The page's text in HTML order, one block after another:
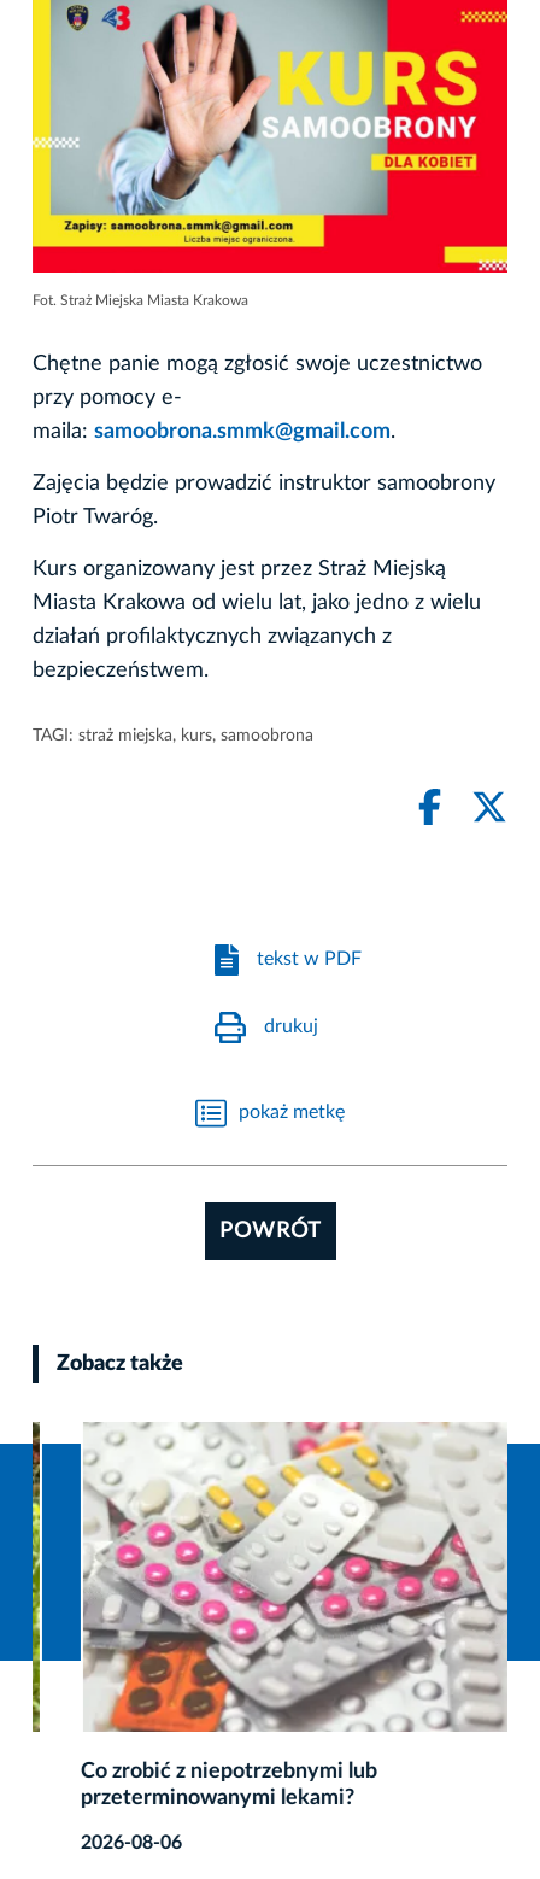
Fot. Straż Miejska Miasta Krakowa
Chętne panie mogą zgłosić swoje uczestnictwo
przy pomocy e-
maila: samoobrona.smmk@gmail.com.
Zajęcia będzie prowadzić instruktor samoobrony
Piotr Twaróg.
Kurs organizowany jest przez Straż Miejską
Miasta Krakowa od wielu lat, jako jedno z wielu
działań profilaktycznych związanych z
bezpieczeństwem.
TAGI: straż miejska, kurs, samoobrona
tekst w PDF
drukuj
pokaż metkę
POWRÓT
Zobacz także
Co zrobić z niepotrzebnymi lub
przeterminowanymi lekami?
2026-08-06